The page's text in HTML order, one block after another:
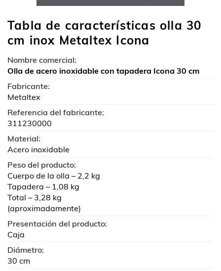
Tabla de características olla 30
cm inox Metaltex Icona
Nombre comercial:
Olla de acero inoxidable con tapadera Icona 30 cm
Fabricante:
Metaltex
Referencia del fabricante:
311230000
Material:
Acero inoxidable
Peso del producto:
Cuerpo de la olla – 2,2 kg
Tapadera – 1,08 kg
Total – 3,28 kg
(aproximadamente)
Presentación del producto:
Caja
Diámetro:
30 cm